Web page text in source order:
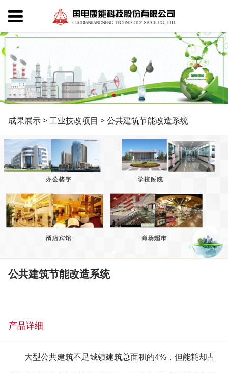
公共建筑节能改造系统
成果展示>工业技改项目 >公共建筑节能改造系统
公共建筑节能改造系统
产品详细
大型公共建筑不足城镇建筑总面积的4%，但能耗却占